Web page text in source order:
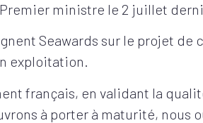
ministre le 2 juillet
Seawards sur le projet de
exploitation.
français, en validant la
à porter à maturité, nous